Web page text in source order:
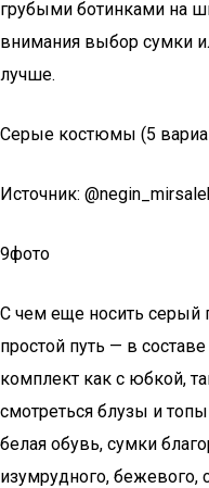
грубыми ботинками на
внимания выбор сумки
лучше.
Серые костюмы (5
Источник:
9фото
С чем еще носить
простой путь — в
комплект как с юбкой,
смотреться блузы и
белая обувь, сумки
изумрудного, бежевого,